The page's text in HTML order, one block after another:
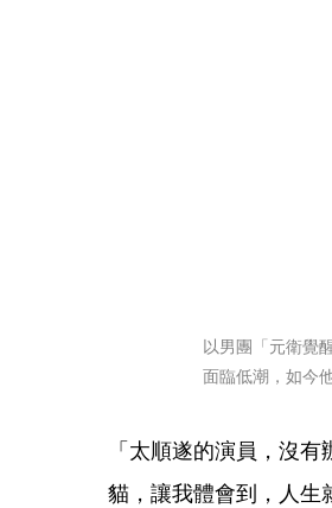
以男團「元衛覺
面臨低潮，如今
「太順遂的演員，沒
貓，讓我體會到，人生